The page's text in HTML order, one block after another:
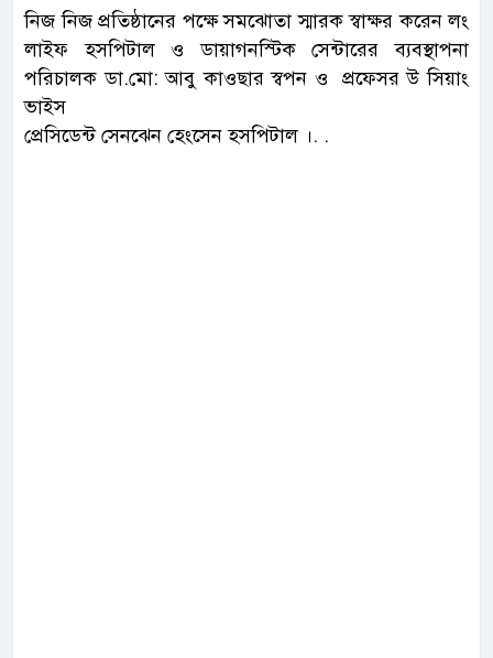
নিজ নিজ প্রতিষ্ঠানের পক্ষে সমঝোতা স্মারক স্বাক্ষর করেন লং
লাইফ হসপিটাল ও ডায়াগনস্টিক সেন্টারের ব্যবস্থাপনা
পরিচালক ডা.মো: আবু কাওছার স্বপন ও প্রফেসর উ সিয়াং
ভাইস
প্রেসিডেন্ট সেনঝেন হেংসেন হসপিটাল ।. .